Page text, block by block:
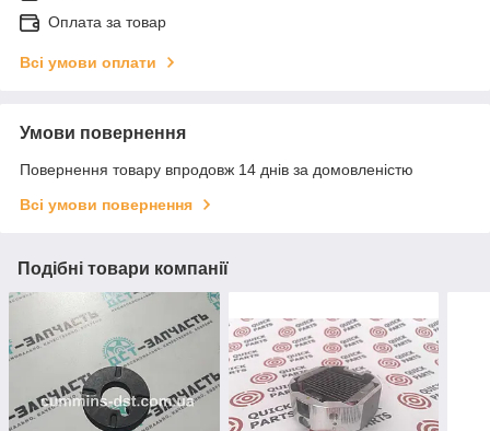
Оплата за товар
Всі умови оплати
Умови повернення
Повернення товару впродовж 14 днів за домовленістю
Всі умови повернення
Подібні товари компанії